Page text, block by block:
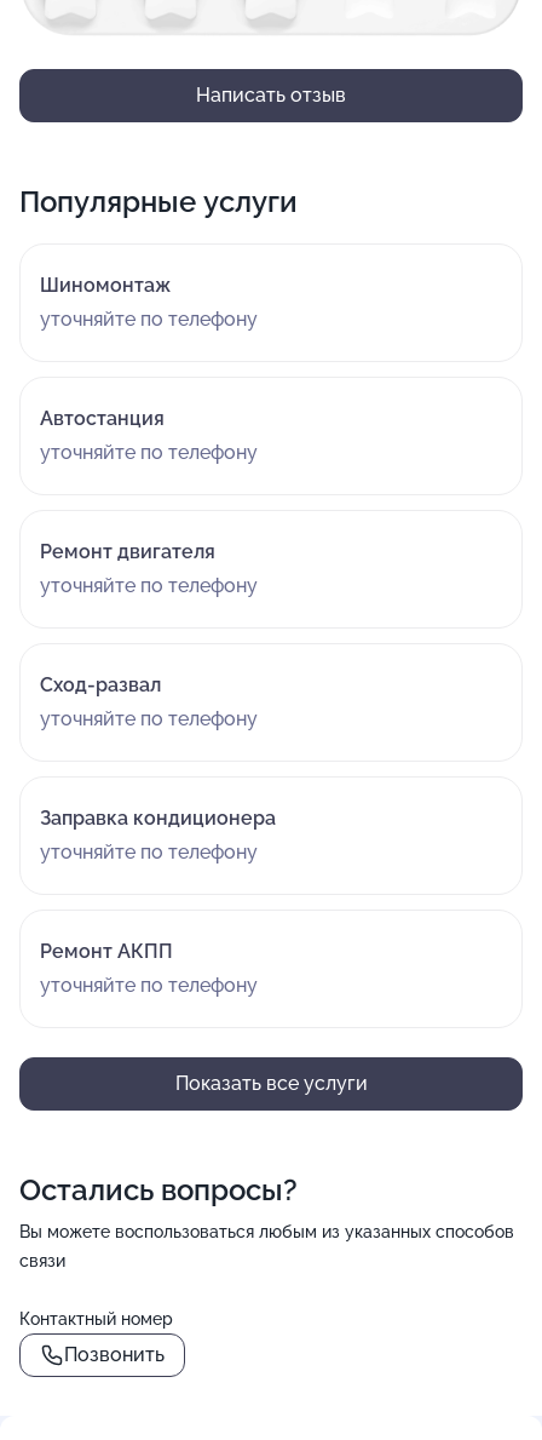
Написать отзыв
Популярные услуги
Шиномонтаж
уточняйте по телефону
Автостанция
уточняйте по телефону
Ремонт двигателя
уточняйте по телефону
Сход-развал
уточняйте по телефону
Заправка кондиционера
уточняйте по телефону
Ремонт АКПП
уточняйте по телефону
Показать все услуги
Остались вопросы?
Вы можете воспользоваться любым из указанных способов
связи
Контактный номер
Позвонить